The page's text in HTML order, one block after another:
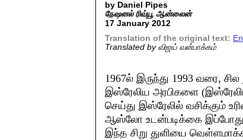
by Daniel Pipes
நேஷனல் ரிவ்யூ ஆன்லைன்
17 January 2012
Translation of the original text:
Translated by விஜய் வன்பாக்கம்
1967ல் இருந்து 1993 வரை,
இஸ்ரேலிய அரபிகளை
செய்து இஸ்ரேலில் வசிக்கும்
ஆஸ்லோ உடன்படிக்கை இப்போது
இந்த சிறு துளியை